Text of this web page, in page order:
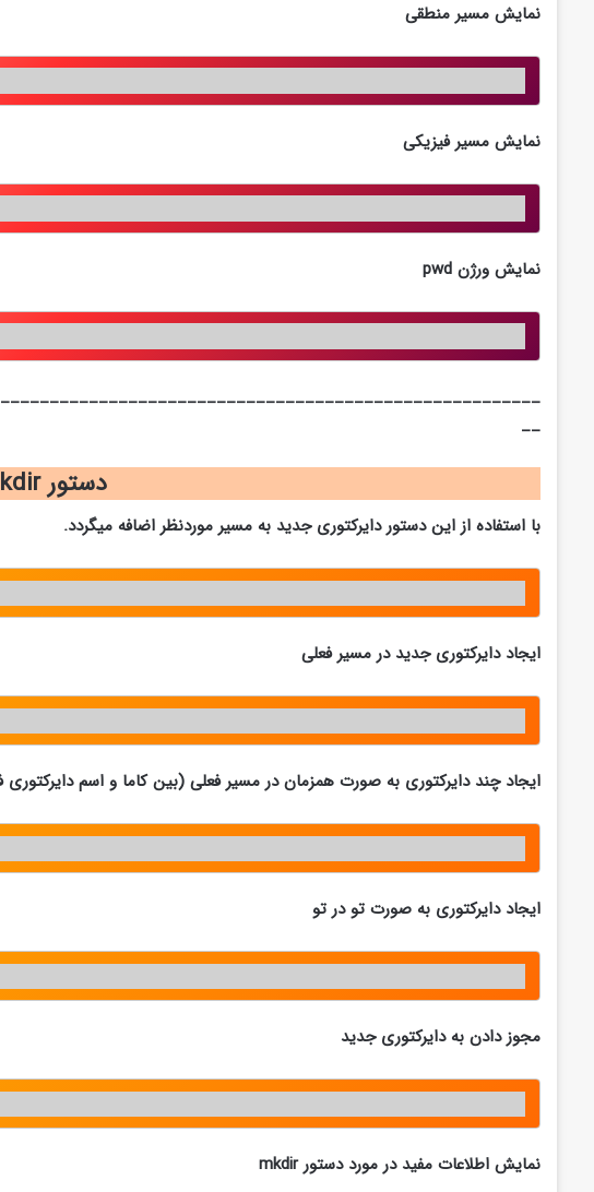
نمایش مسیر منطقی
نمایش مسیر فیزیکی
نمایش ورژن pwd
__
دستور mkdir
با استفاده از این دستور دایرکتوری جدید به مسیر موردنظر اضافه میگردد.
ایجاد دایرکتوری جدید در مسیر فعلی
ایجاد چند دایرکتوری به صورت همزمان در مسیر فعلی (بین کاما و اسم دایرکتوری
ایجاد دایرکتوری به صورت تو در تو
مجوز دادن به دایرکتوری جدید
نمایش اطلاعات مفید در مورد دستورmkdir